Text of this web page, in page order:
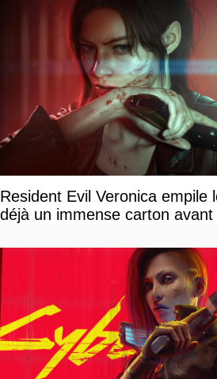
Resident Evil Veronica empile
déjà un immense carton